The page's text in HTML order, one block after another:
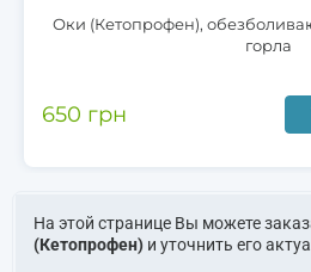
Оки (Кетопрофен),
горла
650 грн
На этой странице Вы можете
(Кетопрофен) и уточнить его